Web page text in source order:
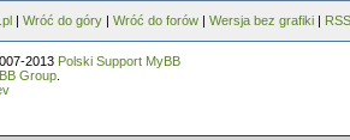
| Wróć do góry | Wróć do forów | Wersja bez grafiki | RSS
2013 Polski Support MyBB
Group